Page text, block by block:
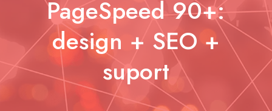
PageSpeed 90+:
design + SEO +
suport